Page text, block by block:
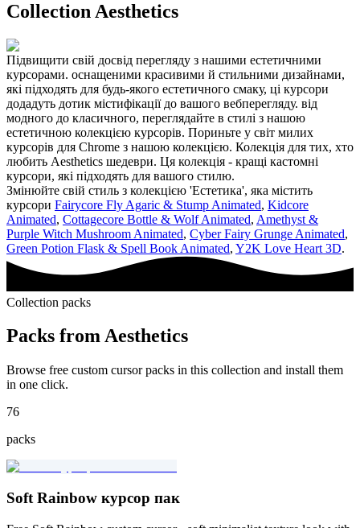
CollectionAesthetics
Підвищити свій досвід перегляду з нашими естетичними
курсорами. оснащеними красивими й стильними дизайнами,
які підходять для будь-якого естетичного смаку, ці курсори
додадуть дотик містифікації до вашого вебперегляду. від
модного до класичного, переглядайте в стилі з нашою
естетичною колекцією курсорів. Пориньте у світ милих
курсорів для Chrome з нашою колекцією. Колекція для тих, хто
любить Aesthetics шедеври. Ця колекція - кращі кастомні
курсори, які підходять для вашого стилю.
Змінюйте свій стиль з колекцією 'Естетика', яка містить
курсори Fairycore Fly Agaric & Stump Animated, Kidcore
Animated, Cottagecore Bottle & Wolf Animated, Amethyst &
Purple Witch Mushroom Animated, Cyber Fairy Grunge Animated,
Green Potion Flask & Spell Book Animated, Y2K Love Heart 3D.
Collection packs
Packs fromAesthetics
Browse free custom cursor packs in this collection and install them
in one click.
76
packs
Soft Rainbow курсор пак